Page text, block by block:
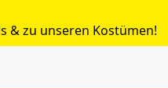
& zu unseren Kostümen!